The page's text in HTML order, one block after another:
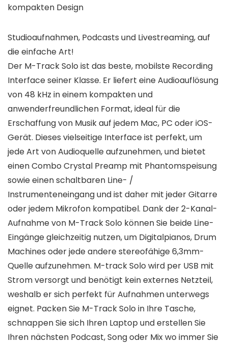
kompakten Design
Studioaufnahmen, Podcasts und Livestreaming, auf
die einfache Art!
Der M-Track Solo ist das beste, mobilste Recording
Interface seiner Klasse. Er liefert eine Audioauflösung
von 48 kHz in einem kompakten und
anwenderfreundlichen Format, ideal für die
Erschaffung von Musik auf jedem Mac, PC oder iOS-
Gerät. Dieses vielseitige Interface ist perfekt, um
jede Art von Audioquelle aufzunehmen, und bietet
einen Combo Crystal Preamp mit Phantomspeisung
sowie einen schaltbaren Line- /
Instrumenteneingang und ist daher mit jeder Gitarre
oder jedem Mikrofon kompatibel. Dank der 2-Kanal-
Aufnahme von M-Track Solo können Sie beide Line-
Eingänge gleichzeitig nutzen, um Digitalpianos, Drum
Machines oder jede andere stereofähige 6,3mm-
Quelle aufzunehmen. M-track Solo wird per USB mit
Strom versorgt und benötigt kein externes Netzteil,
weshalb er sich perfekt für Aufnahmen unterwegs
eignet. Packen Sie M-Track Solo in Ihre Tasche,
schnappen Sie sich Ihren Laptop und erstellen Sie
Ihren nächsten Podcast, Song oder Mix wo immer Sie